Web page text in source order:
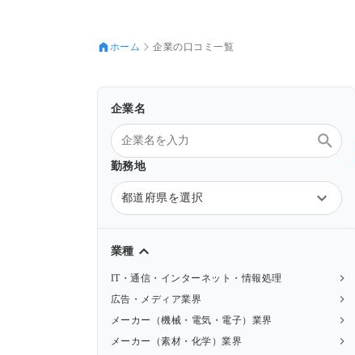
ホーム 企業の口コミ一覧
企業名
勤務地
都道府県を選択
業種
IT・通信・インターネット・情報処理
広告・メディア業界
メーカー（機械・電気・電子）業界
メーカー（素材・化学）業界